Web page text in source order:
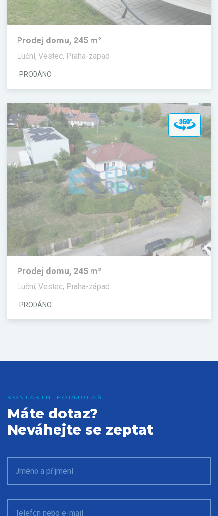
Prodej domu, 245 m²
Luční, Vestec, Praha-západ
PRODÁNO
Prodej domu, 245 m²
Luční, Vestec, Praha-západ
PRODÁNO
Máte dotaz?
Neváhejte se zeptat
Jméno a příjmení
Telefon nebo e-mail